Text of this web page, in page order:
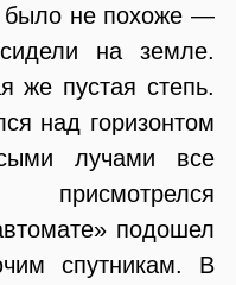
было не похоже —
на земле.
же пустая степь.
над горизонтом
лучами все
подошел
спутникам. В